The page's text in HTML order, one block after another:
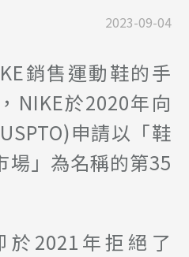
2023-09-04
銷售運動鞋的手
NIKE於2020年向
申請以「鞋
場」為名稱的第35
於2021年拒絕了